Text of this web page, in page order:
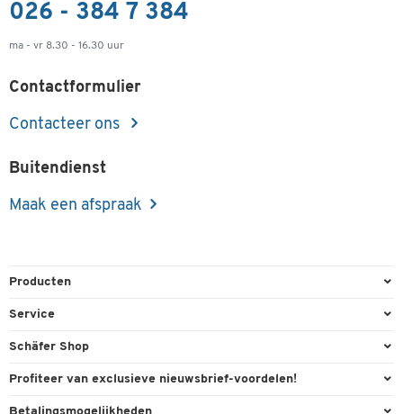
026 - 384 7 384
ma - vr 8.30 - 16.30 uur
Contactformulier
Contacteer ons
Buitendienst
Maak een afspraak
Producten
Kantoorbenodigdheden
Service
Bestelling herroepen
Schäfer Shop
Algemene voorwaarden
Profiteer van exclusieve nieuwsbrief-voordelen!
Welkomstgeschenk